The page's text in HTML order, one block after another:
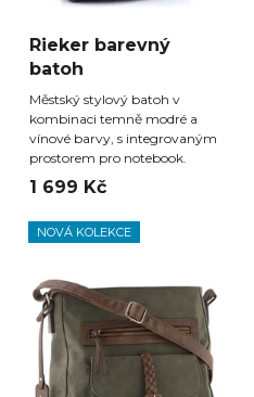
Rieker barevný
batoh
Městský stylový batoh v
kombinaci temně modré a
vínové barvy, s integrovaným
prostorem pro notebook.
1 699 Kč
NOVÁ KOLEKCE